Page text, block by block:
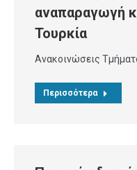
αναπαραγωγή
Τουρκία
Ανακοινώσεις
Περισσότερα